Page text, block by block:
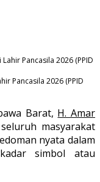
Pancasila 2026 (PPID
Barat, H. Amar
masyarakat
nyata dalam
simbol atau